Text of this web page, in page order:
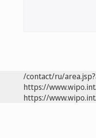
/contact/ru/
https://
https://